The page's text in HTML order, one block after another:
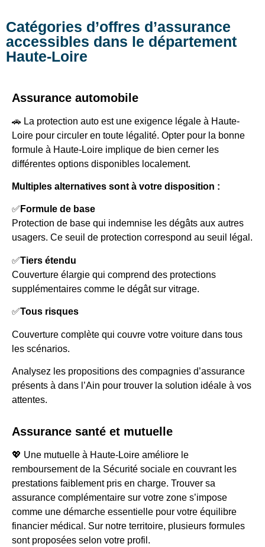
Catégories d’offres d’assurance
accessibles dans le département
Haute-Loire
Assurance automobile
🚗 La protection auto est une exigence légale à Haute-
Loire pour circuler en toute légalité. Opter pour la bonne
formule à Haute-Loire implique de bien cerner les
différentes options disponibles localement.
Multiples alternatives sont à votre disposition :
✅ Formule de base
Protection de base qui indemnise les dégâts aux autres
usagers. Ce seuil de protection correspond au seuil légal.
✅Tiers étendu
Couverture élargie qui comprend des protections
supplémentaires comme le dégât sur vitrage.
✅Tous risques
Couverture complète qui couvre votre voiture dans tous
les scénarios.
Analysez les propositions des compagnies d’assurance
présents à dans l’Ain pour trouver la solution idéale à vos
attentes.
Assurance santé et mutuelle
💖 Une mutuelle à Haute-Loire améliore le
remboursement de la Sécurité sociale en couvrant les
prestations faiblement pris en charge. Trouver sa
assurance complémentaire sur votre zone s’impose
comme une démarche essentielle pour votre équilibre
financier médical. Sur notre territoire, plusieurs formules
sont proposées selon votre profil.